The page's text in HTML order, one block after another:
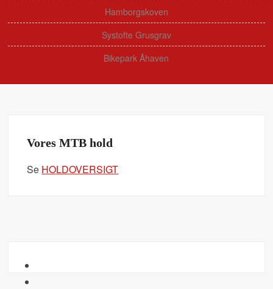
Hamborgskoven
Systofte Grusgrav
Bikepark Åhaven
Vores MTB hold
Se HOLDOVERSIGT